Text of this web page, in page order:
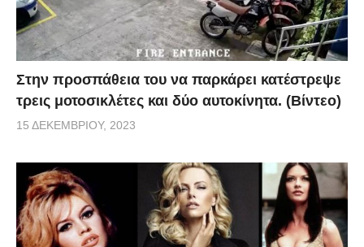
Στην προσπάθεια του να παρκάρει κατέστρεψε
τρεις μοτοσικλέτες και δύο αυτοκίνητα. (Βίντεο)
15 ΔΕΚΕΜΒΡΊΟΥ, 2023